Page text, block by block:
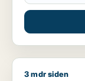
Nicolai søger
3 mdr siden